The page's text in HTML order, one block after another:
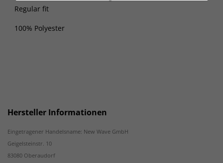
Regular fit
100% Polyester
Hersteller Informationen
Eingetragener Handelsname: New Wave GmbH
Geigelsteinstr. 10
83080 Oberaudorf